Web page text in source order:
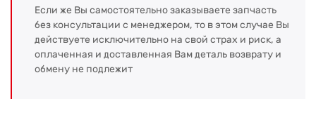
Если же Вы самостоятельно заказываете запчасть
без консультации с менеджером, то в этом случае Вы
действуете исключительно на свой страх и риск, а
оплаченная и доставленная Вам деталь возврату и
обмену не подлежит